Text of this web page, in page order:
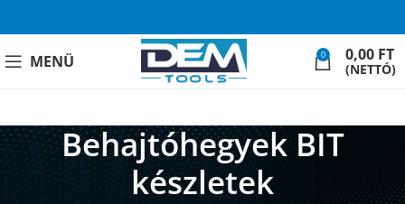
MENÜ 0 0,00 FT
(NETTÓ)
Behajtóhegyek BIT
készletek